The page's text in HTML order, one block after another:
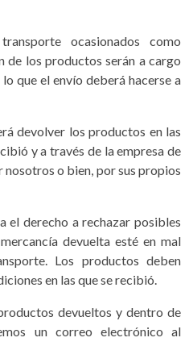
ocasionados como
de los productos serán a cargo
que el envío deberá hacerse a
devolver los productos en las
y a través de la empresa de
o bien, por sus propios
el derecho a rechazar posibles
devuelta esté en mal
Los productos deben
en las que se recibió.
devueltos y dentro de
un correo electrónico al